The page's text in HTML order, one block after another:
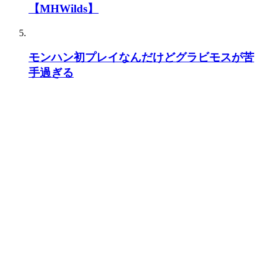
【MHWilds】
モンハン初プレイなんだけどグラビモスが苦
手過ぎる